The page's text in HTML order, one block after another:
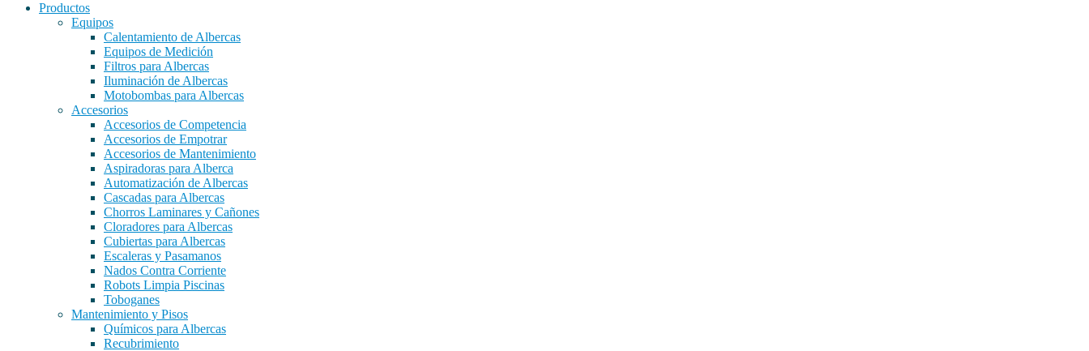
Productos
Equipos
Calentamiento de Albercas
Equipos de Medición
Filtros para Albercas
Iluminación de Albercas
Motobombas para Albercas
Accesorios
Accesorios de Competencia
Accesorios de Empotrar
Accesorios de Mantenimiento
Aspiradoras para Alberca
Automatización de Albercas
Cascadas para Albercas
Chorros Laminares y Cañones
Cloradores para Albercas
Cubiertas para Albercas
Escaleras y Pasamanos
Nados Contra Corriente
Robots Limpia Piscinas
Toboganes
Mantenimiento y Pisos
Químicos para Albercas
Recubrimiento